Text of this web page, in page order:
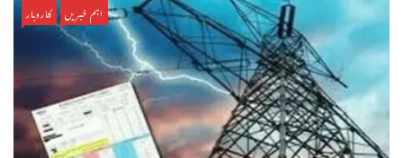
اہم خبریں کاروبار